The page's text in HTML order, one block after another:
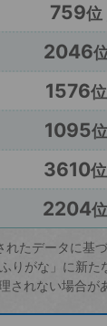
759位
2046
1576
1095
3610
2204
たデータに基づ
りがな」に新た
されない場合が